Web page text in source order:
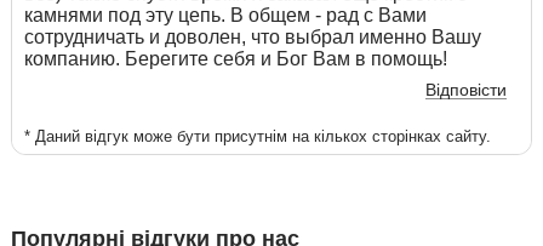
камнями под эту цепь. В общем - рад с Вами
сотрудничать и доволен, что выбрал именно Вашу
компанию. Берегите себя и Бог Вам в помощь!
Відповісти
* Даний відгук може бути присутнім на кількох сторінках сайту.
Популярні відгуки про нас